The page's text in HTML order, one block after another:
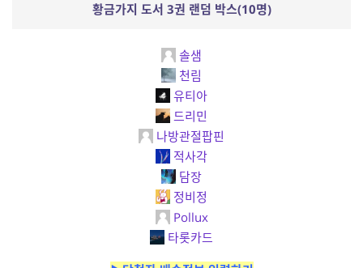
황금가지 도서 3권 랜덤 박스(10명)
솔샘
천림
유티아
드리민
나방관절팝핀
적사각
담장
정비정
Pollux
타롯카드